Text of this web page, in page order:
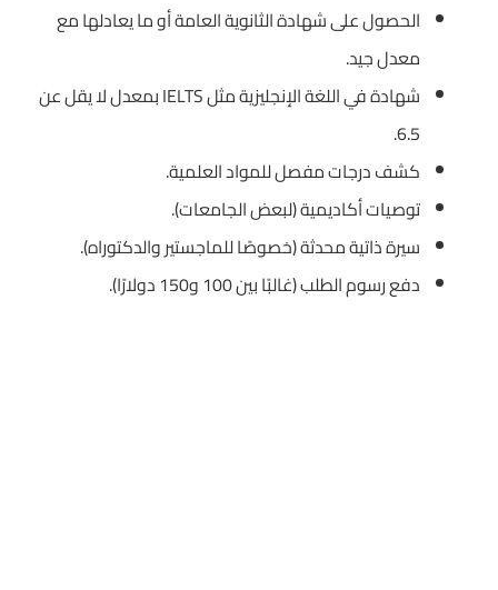
الحصول على شهادة الثانوية العامة أو ما يعادلها مع
معدل جيد.
شهادة في اللغة الإنجليزية مثل IELTS بمعدل لا يقل عن
6.5.
كشف درجات مفصل للمواد العلمية.
توصيات أكاديمية (لبعض الجامعات).
سيرة ذاتية محدثة (خصوصًا للماجستير والدكتوراه).
دفع رسوم الطلب (غالبًا بين 100 و150 دولارًا).